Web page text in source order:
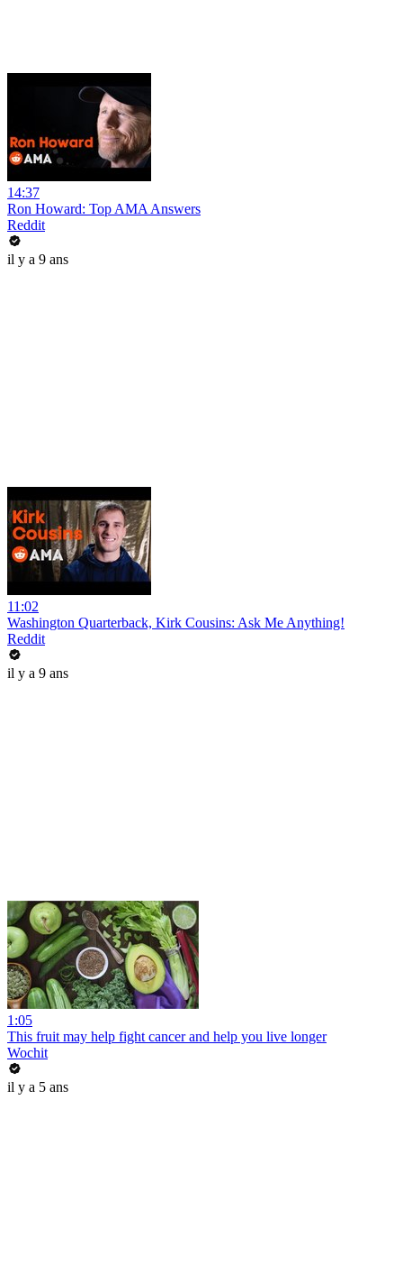
14:37
Ron Howard: Top AMA Answers
Reddit
il y a 9 ans
11:02
Washington Quarterback, Kirk Cousins: Ask Me Anything!
Reddit
il y a 9 ans
1:05
This fruit may help fight cancer and help you live longer
Wochit
il y a 5 ans